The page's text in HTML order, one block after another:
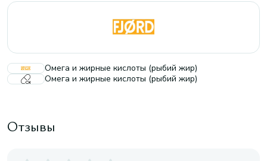
Омега и жирные кислоты (рыбий жир)
Омега и жирные кислоты (рыбий жир)
Отзывы